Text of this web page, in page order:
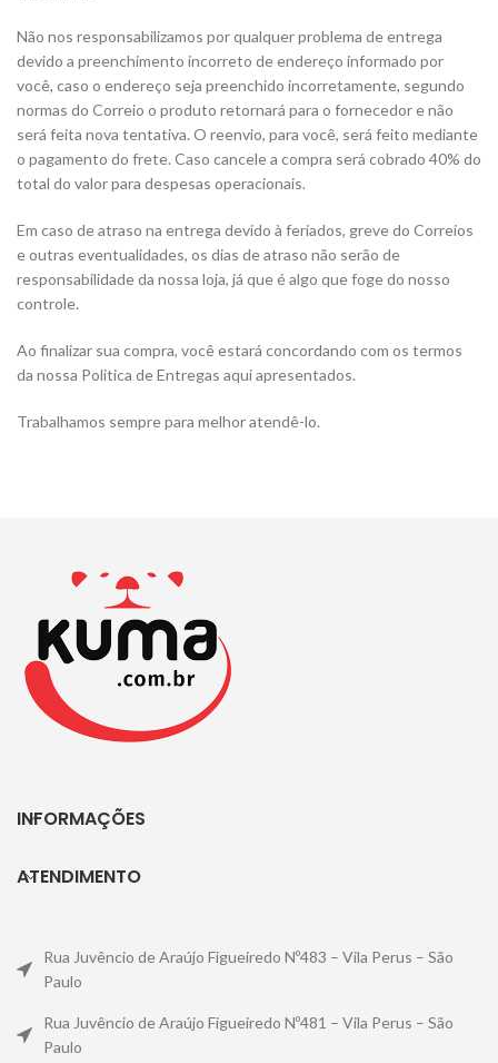
Não nos responsabilizamos por qualquer problema de entrega
devido a preenchimento incorreto de endereço informado por
você, caso o endereço seja preenchido incorretamente, segundo
normas do Correio o produto retornará para o fornecedor e não
será feita nova tentativa. O reenvio, para você, será feito mediante
o pagamento do frete. Caso cancele a compra será cobrado 40% do
total do valor para despesas operacionais.
Em caso de atraso na entrega devido à feriados, greve do Correios
e outras eventualidades, os dias de atraso não serão de
responsabilidade da nossa loja, já que é algo que foge do nosso
controle.
Ao finalizar sua compra, você estará concordando com os termos
da nossa Politica de Entregas aqui apresentados.
Trabalhamos sempre para melhor atendê-lo.
INFORMAÇÕES
ATENDIMENTO
Rua Juvêncio de Araújo Figueiredo Nº483 – Vila Perus – São
Paulo
Rua Juvêncio de Araújo Figueiredo Nº481 – Vila Perus – São
Paulo